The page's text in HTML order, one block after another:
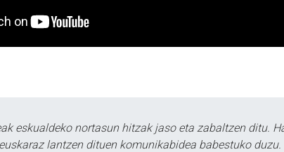
eskualdeko nortasun hitzak jaso eta zabaltzen ditu.
lantzen dituen komunikabidea babestuko duzu.